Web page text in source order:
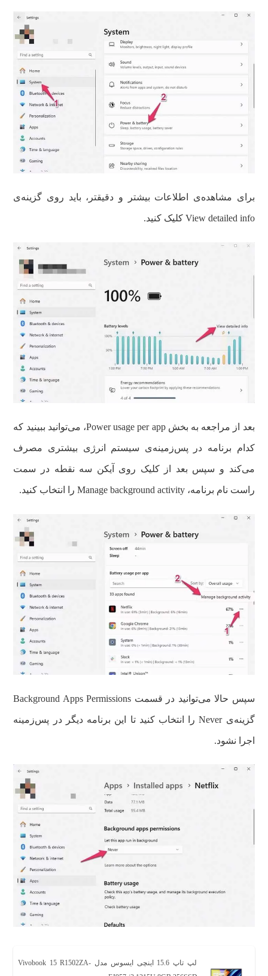
برای مشاهده‌ی اطلاعات بیشتر و دقیقتر، باید روی گزینه‌ی
View detailed info کلیک کنید.
بعد از مراجعه به بخش Power usage per app، می‌توانید ببینید که
کدام برنامه در پس‌زمینه‌ی سیستم انرژی بیشتری مصرف
می‌کند و سپس بعد از کلیک روی آیکن سه نقطه در سمت
راست نام برنامه، Manage background activity را انتخاب کنید.
سپس حالا می‌توانید در قسمت Background Apps Permissions
گزینه‌ی Never را انتخاب کنید تا این برنامه دیگر در پس‌زمینه
اجرا نشود.
لپ تاپ 15.6 اینچی ایسوس مدل Vivobook 15 R1502ZA-